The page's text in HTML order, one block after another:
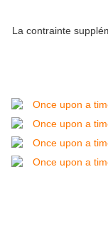
La contrainte